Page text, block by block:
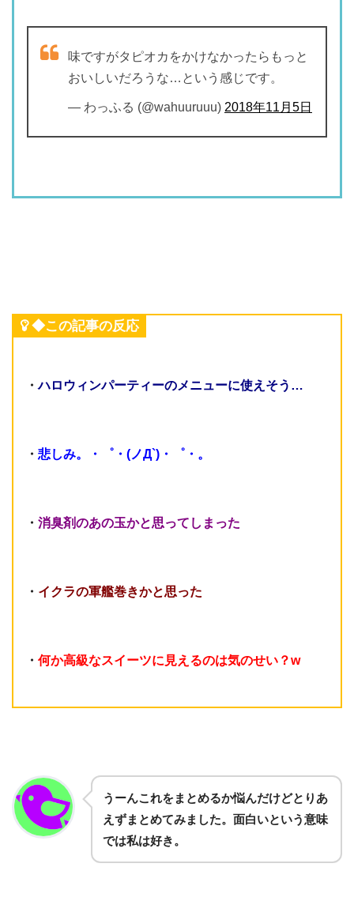
味ですがタピオカをかけなかったらもっと
おいしいだろうな…という感じです。
— わっふる (@wahuuruuu) 2018年11月5日
◆この記事の反応
・ハロウィンパーティーのメニューに使えそう…
・ 悲しみ。・゜・(ノД`)・゜・。
・ 消臭剤のあの玉かと思ってしまった
・ イクラの軍艦巻きかと思った
・ 何か高級なスイーツに見えるのは気のせい？w
うーんこれをまとめるか悩んだけどとりあ
えずまとめてみました。面白いという意味
では私は好き。